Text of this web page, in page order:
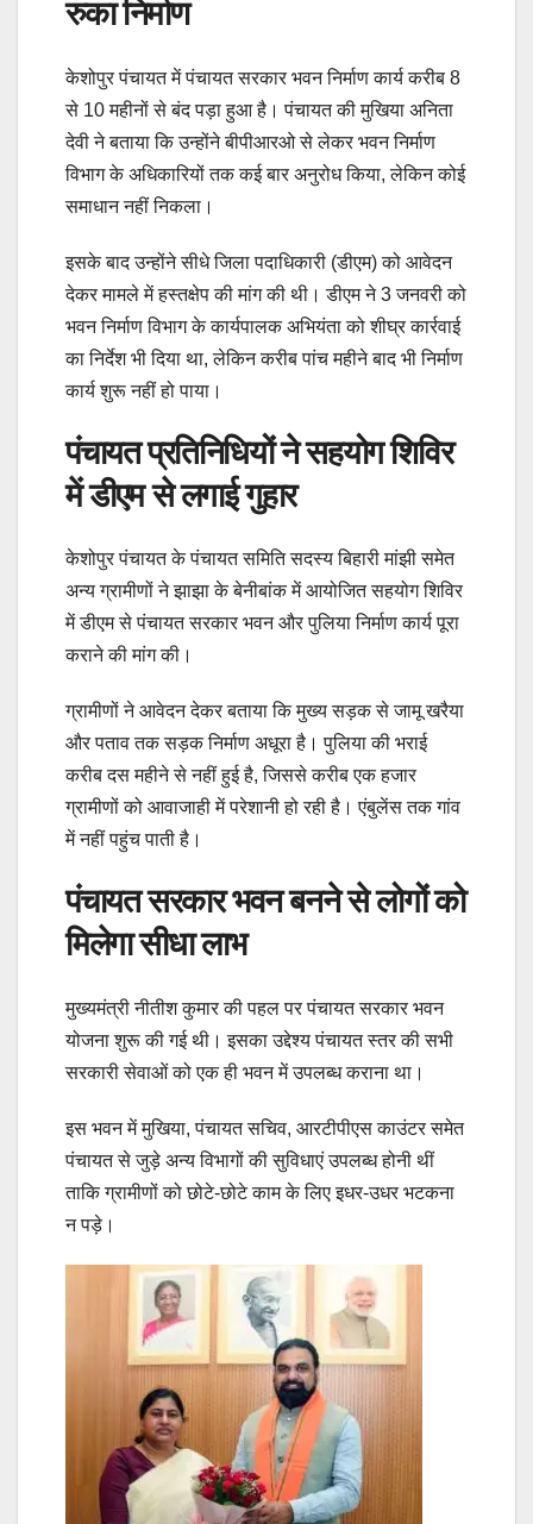
रुका निर्माण
केशोपुर पंचायत में पंचायत सरकार भवन निर्माण कार्य करीब 8
से 10 महीनों से बंद पड़ा हुआ है। पंचायत की मुखिया अनिता
देवी ने बताया कि उन्होंने बीपीआरओ से लेकर भवन निर्माण
विभाग के अधिकारियों तक कई बार अनुरोध किया, लेकिन कोई
समाधान नहीं निकला।
इसके बाद उन्होंने सीधे जिला पदाधिकारी (डीएम) को आवेदन
देकर मामले में हस्तक्षेप की मांग की थी। डीएम ने 3 जनवरी को
भवन निर्माण विभाग के कार्यपालक अभियंता को शीघ्र कार्रवाई
का निर्देश भी दिया था, लेकिन करीब पांच महीने बाद भी निर्माण
कार्य शुरू नहीं हो पाया।
पंचायत प्रतिनिधियों ने सहयोग शिविर
में डीएम से लगाई गुहार
केशोपुर पंचायत के पंचायत समिति सदस्य बिहारी मांझी समेत
अन्य ग्रामीणों ने झाझा के बेनीबांक में आयोजित सहयोग शिविर
में डीएम से पंचायत सरकार भवन और पुलिया निर्माण कार्य पूरा
कराने की मांग की।
ग्रामीणों ने आवेदन देकर बताया कि मुख्य सड़क से जामू खरैया
और पताव तक सड़क निर्माण अधूरा है। पुलिया की भराई
करीब दस महीने से नहीं हुई है, जिससे करीब एक हजार
ग्रामीणों को आवाजाही में परेशानी हो रही है। एंबुलेंस तक गांव
में नहीं पहुंच पाती है।
पंचायत सरकार भवन बनने से लोगों को
मिलेगा सीधा लाभ
मुख्यमंत्री नीतीश कुमार की पहल पर पंचायत सरकार भवन
योजना शुरू की गई थी। इसका उद्देश्य पंचायत स्तर की सभी
सरकारी सेवाओं को एक ही भवन में उपलब्ध कराना था।
इस भवन में मुखिया, पंचायत सचिव, आरटीपीएस काउंटर समेत
पंचायत से जुड़े अन्य विभागों की सुविधाएं उपलब्ध होनी थीं
ताकि ग्रामीणों को छोटे-छोटे काम के लिए इधर-उधर भटकना
न पड़े।